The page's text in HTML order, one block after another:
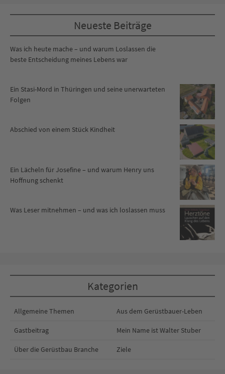
Neueste Beiträge
Was ich heute mache – und warum Loslassen die
beste Entscheidung meines Lebens war
Ein Stasi-Mord in Thüringen und seine unerwarteten
Folgen
Abschied von einem Stück Kindheit
Ein Lächeln für Josefine – und warum Henry uns
Hoffnung schenkt
Was Leser mitnehmen – und was ich loslassen muss
Kategorien
Allgemeine Themen Aus dem Gerüstbauer-Leben
Gastbeitrag Mein Name ist Walter Stuber
Über die Gerüstbau Branche Ziele